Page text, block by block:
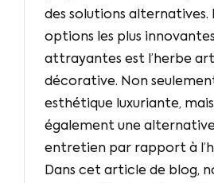
des solutions alternatives.
options les plus
attrayantes est l’herbe
décorative. Non
esthétique luxuriante,
également une
entretien par rapport à
Dans cet article de blog,